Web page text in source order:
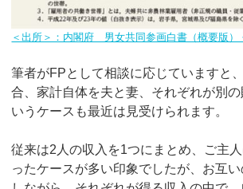
＜出所＞：内閣府 男女共同参画白書（概要版）
筆者がFPとして相談に応じていますと
合、家計自体を夫と妻、それぞれが別
いうケースも最近は見受けられます。
従来は2人の収入を1つにまとめ、ご主
ったケースが多い印象でしたが、お互